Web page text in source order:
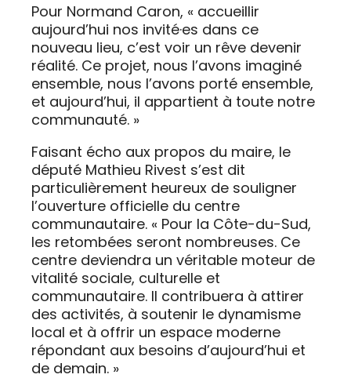
Pour Normand Caron, « accueillir
aujourd’hui nos invité·es dans ce
nouveau lieu, c’est voir un rêve devenir
réalité. Ce projet, nous l’avons imaginé
ensemble, nous l’avons porté ensemble,
et aujourd’hui, il appartient à toute notre
communauté. »
Faisant écho aux propos du maire, le
député Mathieu Rivest s’est dit
particulièrement heureux de souligner
l’ouverture officielle du centre
communautaire. « Pour la Côte-du-Sud,
les retombées seront nombreuses. Ce
centre deviendra un véritable moteur de
vitalité sociale, culturelle et
communautaire. Il contribuera à attirer
des activités, à soutenir le dynamisme
local et à offrir un espace moderne
répondant aux besoins d’aujourd’hui et
de demain. »